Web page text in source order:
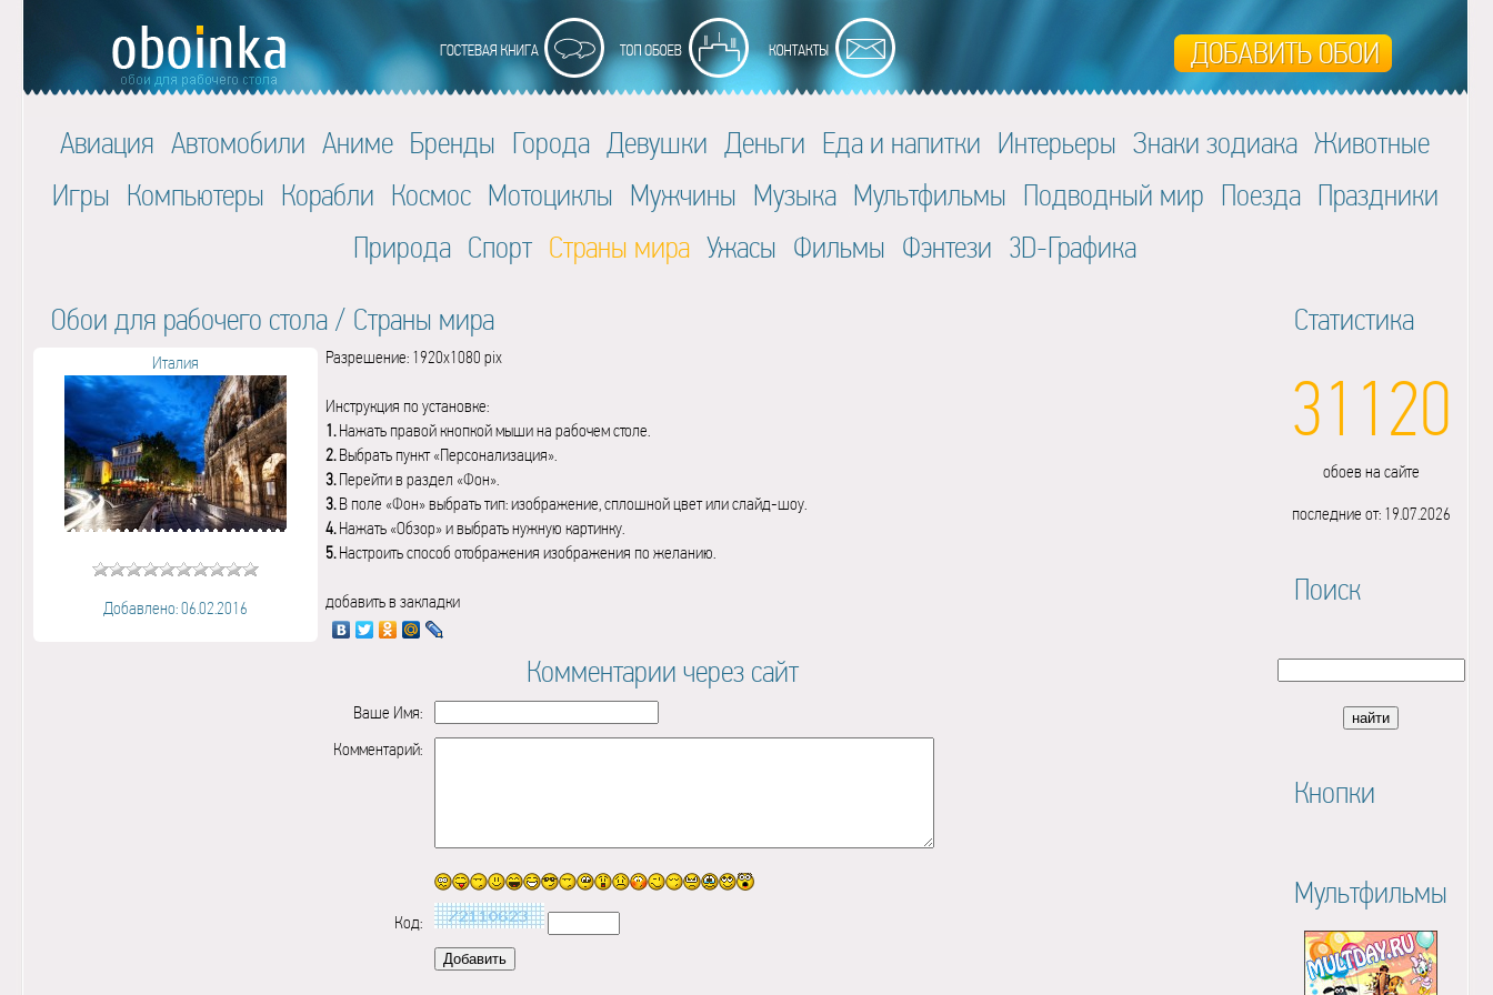
Авиация Автомобили Аниме Бренды Города Девушки Деньги Еда и напитки Интерьеры Знаки зодиака Животные
Игры Компьютеры Корабли Космос Мотоциклы Мужчины Музыка Мультфильмы Подводный мир Поезда Праздники
Природа Спорт Страны мира Ужасы Фильмы Фэнтези 3D-Графика
Обои для рабочего стола/ Страны мира
Италия
Добавлено: 06.02.2016
Разрешение: 1920x1080 pix
Инструкция по установке:
1.Нажать правой кнопкой мыши на рабочем столе.
2.Выбрать пункт «Персонализация».
3.Перейти в раздел «Фон».
3.В поле «Фон» выбрать тип: изображение, сплошной цвет или слайд-шоу.
4.Нажать «Обзор» и выбрать нужную картинку.
5.Настроить способ отображения изображения по желанию.
добавить в закладки
Комментарии через сайт
Ваше Имя:
Комментарий:
Код:
Статистика
31120
обоев на сайте
последние от: 19.07.2026
Поиск
Кнопки
Мультфильмы